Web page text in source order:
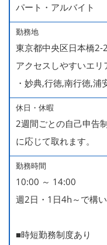
パート・アルバイト
勤務地
東京都中央区日本橋2-
アクセスしやすいエリ
・妙典,行徳,南行徳,
休日・休暇
2週間ごとの自己申告
に応じて取れます。
勤務時間
10:00 ～ 14:00
週2日・1日4h～で構い
■時短勤務制度あり